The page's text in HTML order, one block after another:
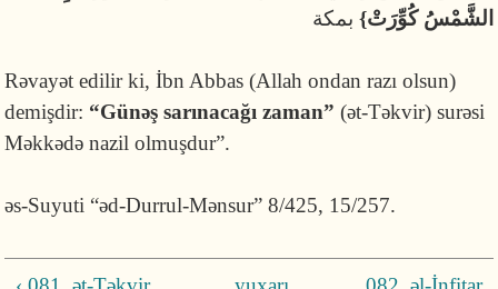
الشَّمْسُ كُوِّرَتْ} بمكة
Rəvayət edilir ki, İbn Abbas (Allah ondan razı olsun)
demişdir: “Günəş sarınacağı zaman” (ət-Təkvir) surəsi
Məkkədə nazil olmuşdur”.
əs-Suyuti “əd-Durrul-Mənsur” 8/425, 15/257.